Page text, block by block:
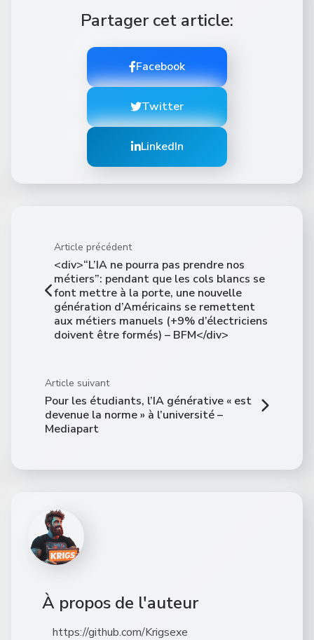
Partager cet article:
Facebook
Twitter
LinkedIn
Article précédent
<div>“L’IA ne pourra pas prendre nos
métiers”: pendant que les cols blancs se
font mettre à la porte, une nouvelle
génération d’Américains se remettent
aux métiers manuels (+9% d’électriciens
doivent être formés) – BFM</div>
Article suivant
Pour les étudiants, l’IA générative « est
devenue la norme » à l’université –
Mediapart
À propos de l'auteur
https://github.com/Krigsexe